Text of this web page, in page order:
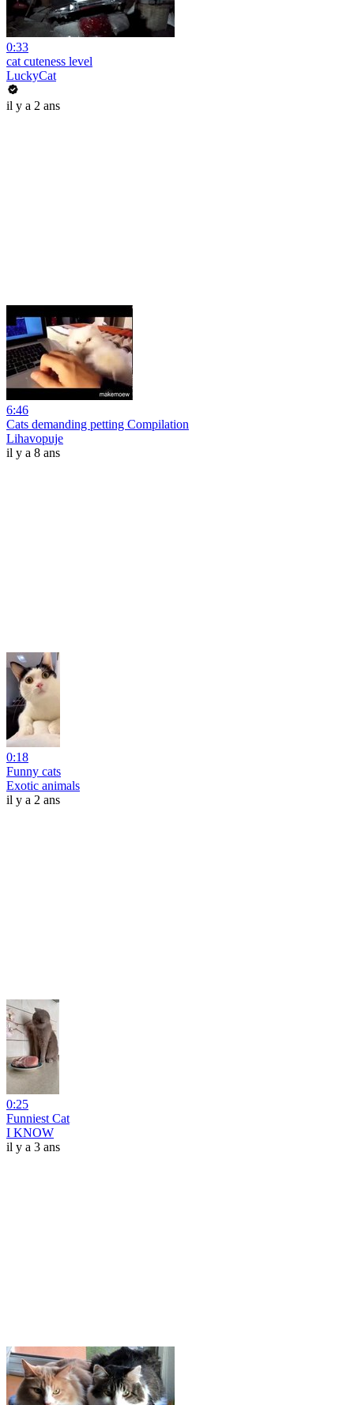
0:33
cat cuteness level
LuckyCat
il y a 2 ans
6:46
Cats demanding petting Compilation
Lihavopuje
il y a 8 ans
0:18
Funny cats
Exotic animals
il y a 2 ans
0:25
Funniest Cat
I KNOW
il y a 3 ans